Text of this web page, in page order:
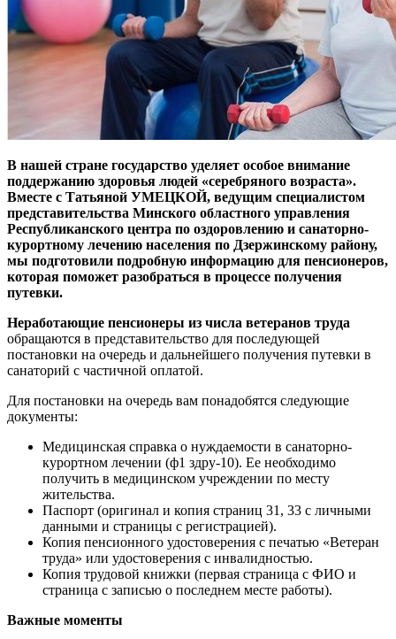
В нашей стране государство уделяет особое внимание
поддержанию здоровья людей «серебряного возраста».
Вместе с Татьяной УМЕЦКОЙ, ведущим специалистом
представительства Минского областного управления
Республиканского центра по оздоровлению и санаторно-
курортному лечению населения по Дзержинскому району,
мы подготовили подробную информацию для пенсионеров,
которая поможет разобраться в процессе получения
путевки.
Неработающие пенсионеры из числа ветеранов труда
обращаются в представительство для последующей
постановки на очередь и дальнейшего получения путевки в
санаторий с частичной оплатой.
Для постановки на очередь вам понадобятся следующие
документы:
Медицинская справка о нуждаемости в санаторно-
курортном лечении (ф1 здру-10). Ее необходимо
получить в медицинском учреждении по месту
жительства.
Паспорт (оригинал и копия страниц 31, 33 с личными
данными и страницы с регистрацией).
Копия пенсионного удостоверения с печатью «Ветеран
труда» или удостоверения с инвалидностью.
Копия трудовой книжки (первая страница с ФИО и
страница с записью о последнем месте работы).
Важные моменты